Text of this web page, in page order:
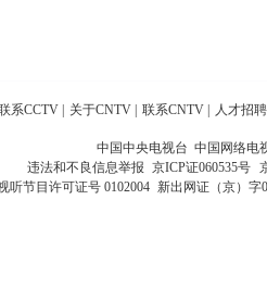
系CCTV 关于CNTV 联系CNTV 人才招聘
中国中央电视台 中国网络电
违法和不良信息举报 京ICP证060535号
听节目许可证号 0102004 新出网证（京）